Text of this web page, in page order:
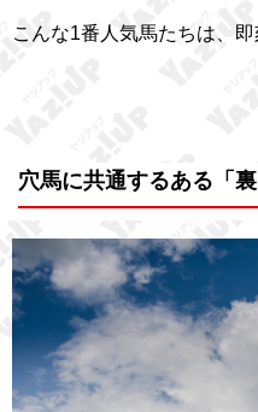
こんな1番人気馬たちは、即
穴馬に共通するある「